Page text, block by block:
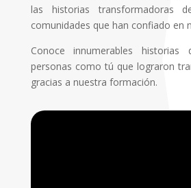
las historias transformadoras
comunidades que han confiado en
Conoce innumerables historias
personas como tú que lograron
gracias a nuestra formación.